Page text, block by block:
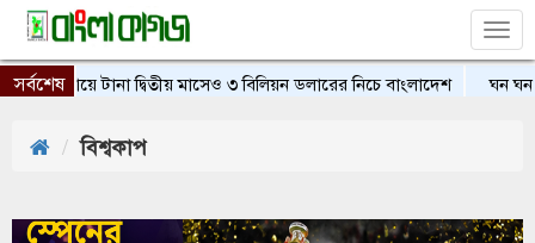
সর্বশেষ
আয়ে টানা দ্বিতীয় মাসেও ৩ বিলিয়ন ডলারের নিচে বাংলাদেশ ঘন ঘন
বিশ্বকাপ